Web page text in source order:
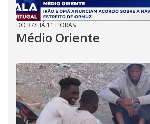
DO R7/HÁ 11 HORAS
Médio Oriente